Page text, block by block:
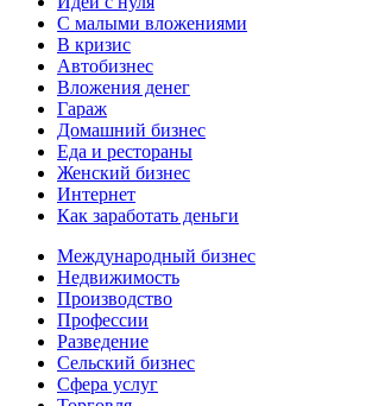
С малыми вложениями
В кризис
Автобизнес
Вложения денег
Гараж
Домашний бизнес
Еда и рестораны
Женский бизнес
Интернет
Как заработать деньги
Международный бизнес
Недвижимость
Производство
Профессии
Разведение
Сельский бизнес
Сфера услуг